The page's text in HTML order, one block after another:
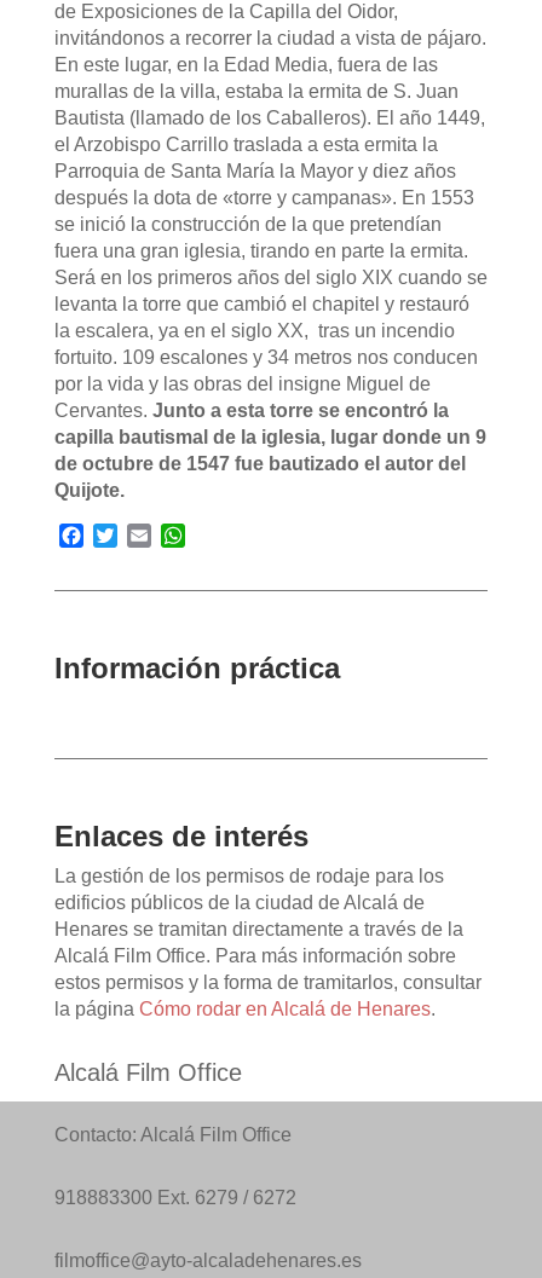
de Exposiciones de la Capilla del Oidor,
invitándonos a recorrer la ciudad a vista de pájaro.
En este lugar, en la Edad Media, fuera de las
murallas de la villa, estaba la ermita de S. Juan
Bautista (llamado de los Caballeros). El año 1449,
el Arzobispo Carrillo traslada a esta ermita la
Parroquia de Santa María la Mayor y diez años
después la dota de «torre y campanas». En 1553
se inició la construcción de la que pretendían
fuera una gran iglesia, tirando en parte la ermita.
Será en los primeros años del siglo XIX cuando se
levanta la torre que cambió el chapitel y restauró
la escalera, ya en el siglo XX, tras un incendio
fortuito. 109 escalones y 34 metros nos conducen
por la vida y las obras del insigne Miguel de
Cervantes. Junto a esta torre se encontró la
capilla bautismal de la iglesia, lugar donde un 9
de octubre de 1547 fue bautizado el autor del
Quijote.
Facebook
TwitterEmail
Información práctica
Enlaces de interés
La gestión de los permisos de rodaje para los
edificios públicos de la ciudad de Alcalá de
Henares se tramitan directamente a través de la
Alcalá Film Office. Para más información sobre
estos permisos y la forma de tramitarlos, consultar
la página Cómo rodar en Alcalá de Henares.
Alcalá Film Office
Contacto: Alcalá Film Office
918883300 Ext. 6279 / 6272
filmoffice@ayto-alcaladehenares.es